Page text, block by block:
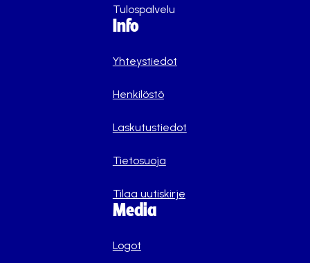
Tulospalvelu
Info
Yhteystiedot
Henkilöstö
Laskutustiedot
Tietosuoja
Tilaa uutiskirje
Media
Logot